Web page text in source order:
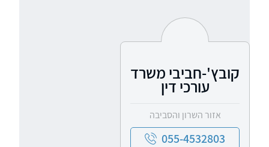
קובץ'-חביבי משרד
עורכי דין
אזור השרון והסביבה
055-4532803